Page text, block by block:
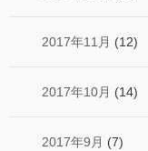
2017年11月 (12)
2017年10月 (14)
2017年9月 (7)